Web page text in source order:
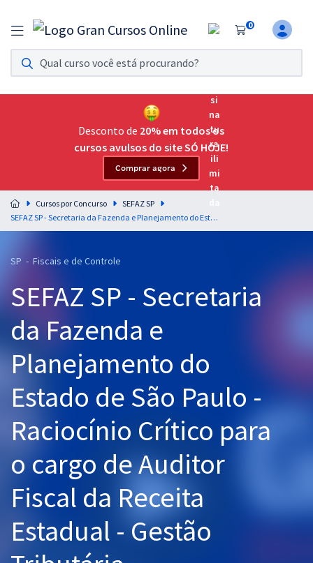
0
Assinatura Ilimitada 11
Acesso a todos os cursos. Teste grátis por 7 dias!
Assinatura OAB Até Passar
Acesso ilimitado a toda preparação para o Exame da
Residências Multiprofissionais
Preparação completa e intensiva para as principais
residências em saúde do Brasil
Cursos 20% OFF
Pós
Graduação
OAB
Mentorias
Aprovados
Desconto de 20% em todos os
cursos avulsos do site SÓ HOJE!
Comprar agora
Cursos por Concurso
SEFAZ SP
SEFAZ SP - Secretaria da Fazenda e Planejamento do Estado de São Paulo - Raciocínio Crítico para o cargo de Auditor Fiscal da Receita Estadual - Gestão Tributária - Professores Josimar Padilha e Sérgio Carvalho
SP - Fiscais e de Controle
SEFAZ SP - Secretaria
da Fazenda e
Planejamento do
Estado de São Paulo -
Raciocínio Crítico para
o cargo de Auditor
Fiscal da Receita
Estadual - Gestão